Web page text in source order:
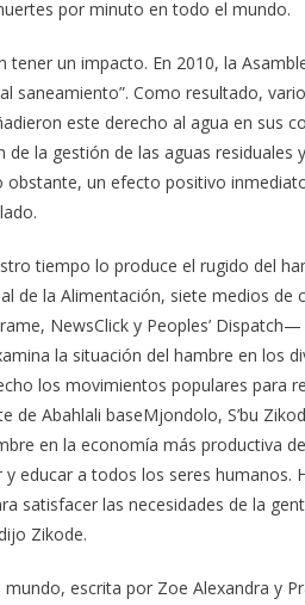
por minuto en todo el mundo.
tener un impacto. En 2010, la
saneamiento”. Como resultado,
este derecho al agua en sus
la gestión de las aguas residuales
un efecto positivo
tiempo lo produce el rugido del
de la Alimentación, siete medios
NewsClick y Peoples’
la situación del hambre en los
los movimientos populares para
de Abahlali baseMjondolo, S’bu
en la economía más productiva
educar a todos los seres humanos.
satisfacer las necesidades de la
Zikode.
escrita por Zoe Alexandra y